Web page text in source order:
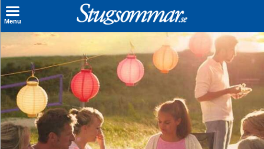
Menu
Sök stuga
Sista Minuten
Genvägar
Inspiration
Kontakt